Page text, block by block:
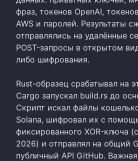
фраз, токенов OpenAI,
AWS и паролей. Результаты
отправлялись на удалённые
POST-запросы в открытом
либо шифрования.
Rust-образец срабатывал на
Cargo запускал build.rs до
Скрипт искал файлы
Solana, шифровал их с
фиксированного XOR-ключа
2026) и отправлял на общий
публичный API GitHub.